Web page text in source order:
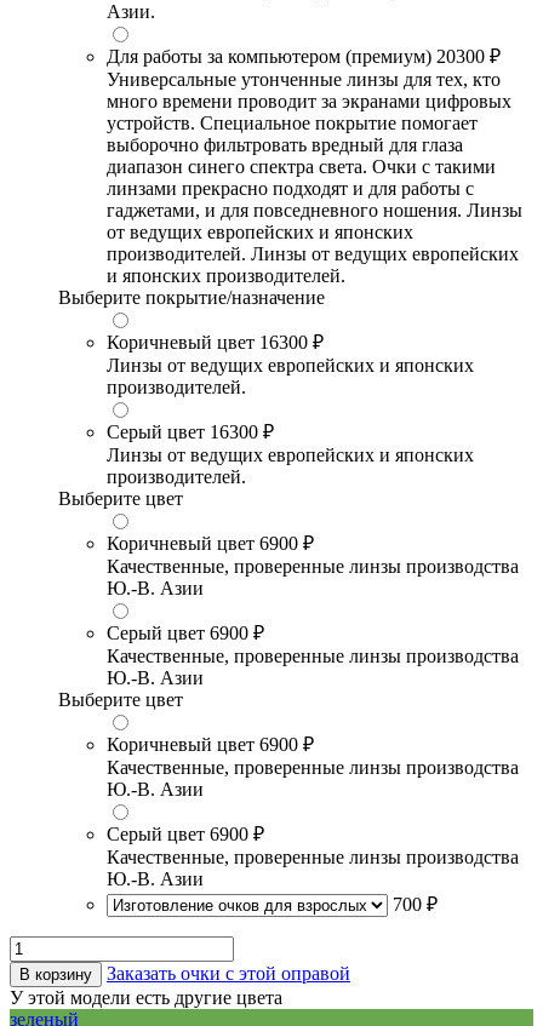
Азии.
Для работы за компьютером (премиум) 20300 ₽
Универсальные утонченные линзы для тех, кто
много времени проводит за экранами цифровых
устройств. Специальное покрытие помогает
выборочно фильтровать вредный для глаза
диапазон синего спектра света. Очки с такими
линзами прекрасно подходят и для работы с
гаджетами, и для повседневного ношения. Линзы
от ведущих европейских и японских
производителей. Линзы от ведущих европейских
и японских производителей.
Выберите покрытие/назначение
Коричневый цвет 16300 ₽
Линзы от ведущих европейских и японских
производителей.
Серый цвет 16300 ₽
Линзы от ведущих европейских и японских
производителей.
Выберите цвет
Коричневый цвет 6900 ₽
Качественные, проверенные линзы производства
Ю.-В. Азии
Серый цвет 6900 ₽
Качественные, проверенные линзы производства
Ю.-В. Азии
Выберите цвет
Коричневый цвет 6900 ₽
Качественные, проверенные линзы производства
Ю.-В. Азии
Серый цвет 6900 ₽
Качественные, проверенные линзы производства
Ю.-В. Азии
700 ₽
В корзину
Заказать очки с этой оправой
У этой модели есть другие цвета
зеленый